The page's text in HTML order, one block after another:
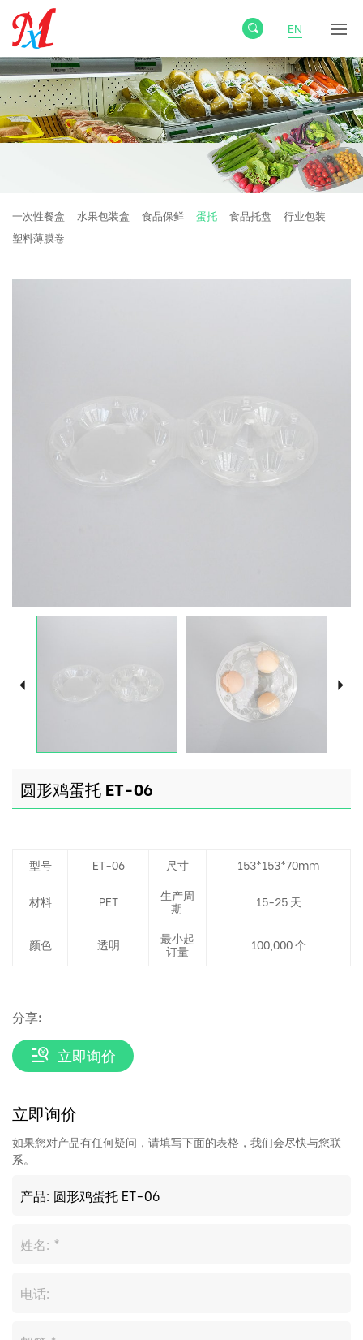
EN
一次性餐盒 水果包装盒 食品保鲜 蛋托 食品托盘
行业包装
塑料薄膜卷
圆形鸡蛋托 ET-06
型号 ET-06 尺寸 153*153*70mm
材料 PET 生产周
期 15-25 天
颜色 透明 最小起
订量 100,000 个
分享:
立即询价
立即询价
如果您对产品有任何疑问，请填写下面的表格，我们会尽快与您联
系。